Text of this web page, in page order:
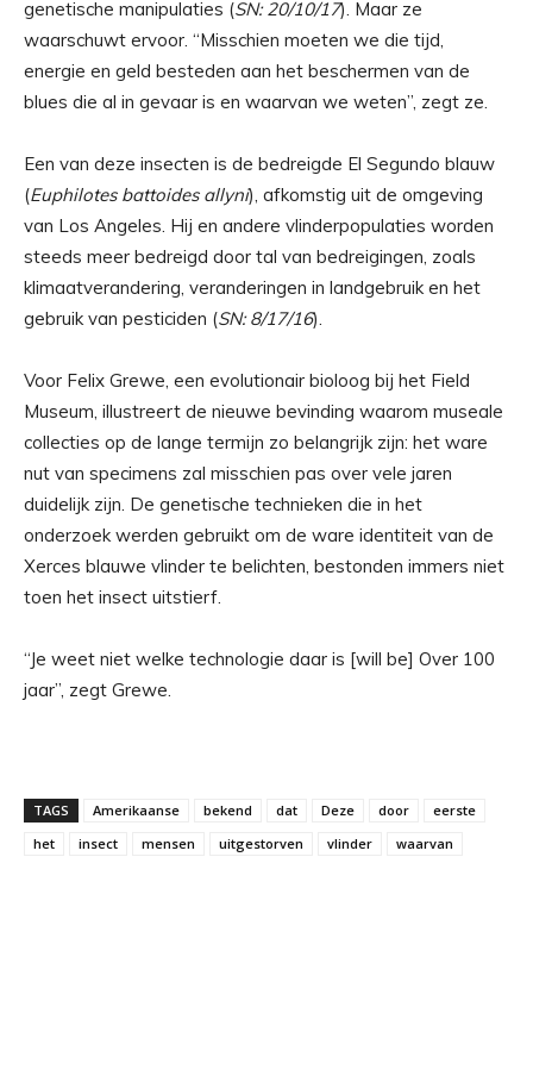
genetische manipulaties (SN: 20/10/17). Maar ze
waarschuwt ervoor. “Misschien moeten we die tijd,
energie en geld besteden aan het beschermen van de
blues die al in gevaar is en waarvan we weten”, zegt ze.
Een van deze insecten is de bedreigde El Segundo blauw
(Euphilotes battoides allyni), afkomstig uit de omgeving
van Los Angeles. Hij en andere vlinderpopulaties worden
steeds meer bedreigd door tal van bedreigingen, zoals
klimaatverandering, veranderingen in landgebruik en het
gebruik van pesticiden (SN: 8/17/16).
Voor Felix Grewe, een evolutionair bioloog bij het Field
Museum, illustreert de nieuwe bevinding waarom museale
collecties op de lange termijn zo belangrijk zijn: het ware
nut van specimens zal misschien pas over vele jaren
duidelijk zijn. De genetische technieken die in het
onderzoek werden gebruikt om de ware identiteit van de
Xerces blauwe vlinder te belichten, bestonden immers niet
toen het insect uitstierf.
“Je weet niet welke technologie daar is [will be] Over 100
jaar”, zegt Grewe.
TAGS Amerikaanse bekend dat Deze door
eerste
het
insect mensen uitgestorven vlinder waarvan